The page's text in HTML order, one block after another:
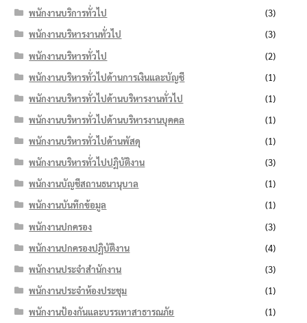
พนักงานบริการทั่วไป
(3)
พนักงานบริหารงานทั่วไป
(3)
พนักงานบริหารทั่วไป
(2)
พนักงานบริหารทั่วไปด้านการเงินและบัญชี
(1)
พนักงานบริหารทั่วไปด้านบริหารงานทั่วไป
(1)
พนักงานบริหารทั่วไปด้านบริหารงานบุคคล
(1)
พนักงานบริหารทั่วไปด้านพัสดุ
(1)
พนักงานบริหารทั่วไปปฏิบัติงาน
(3)
พนักงานบัญชีสถานธนานุบาล
(1)
พนักงานบันทึกข้อมูล
(1)
พนักงานปกครอง
(3)
พนักงานปกครองปฏิบัติงาน
(4)
พนักงานประจำสำนักงาน
(3)
พนักงานประจำห้องประชุม
(1)
พนักงานป้องกันและบรรเทาสาธารณภัย
(1)